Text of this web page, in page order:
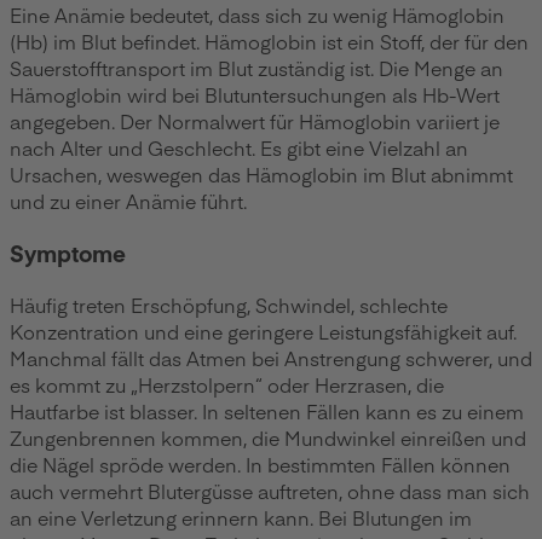
Eine Anämie bedeutet, dass sich zu wenig Hämoglobin
(Hb) im Blut befindet. Hämoglobin ist ein Stoff, der für den
Sauerstofftransport im Blut zuständig ist. Die Menge an
Hämoglobin wird bei Blutuntersuchungen als Hb-Wert
angegeben. Der Normalwert für Hämoglobin variiert je
nach Alter und Geschlecht. Es gibt eine Vielzahl an
Ursachen, weswegen das Hämoglobin im Blut abnimmt
und zu einer Anämie führt.
Symptome
Häufig treten Erschöpfung, Schwindel, schlechte
Konzentration und eine geringere Leistungsfähigkeit auf.
Manchmal fällt das Atmen bei Anstrengung schwerer, und
es kommt zu „Herzstolpern“ oder Herzrasen, die
Hautfarbe ist blasser. In seltenen Fällen kann es zu einem
Zungenbrennen kommen, die Mundwinkel einreißen und
die Nägel spröde werden. In bestimmten Fällen können
auch vermehrt Blutergüsse auftreten, ohne dass man sich
an eine Verletzung erinnern kann. Bei Blutungen im